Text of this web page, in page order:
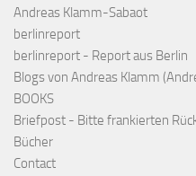
Andreas Klamm-Sabaot
berlinreport
berlinreport - Report aus Berlin
Blogs von Andreas Klamm
BOOKS
Briefpost - Bitte frankierten
Bücher
Contact